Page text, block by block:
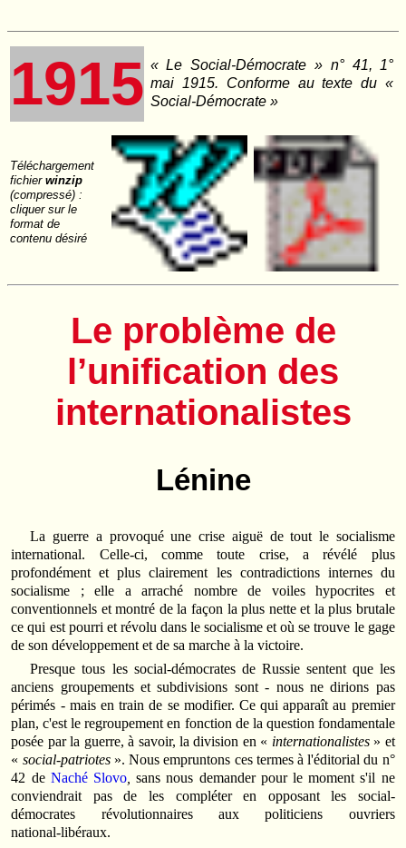
1915 « Le Social‑Démocrate » n° 41, 1°
mai 1915. Conforme au texte du «
Social‑Démocrate »
Téléchargement
fichier winzip
(compressé) :
cliquer sur le
format de
contenu désiré
Le problème de
l’unification des
internationalistes
Lénine
La guerre a provoqué une crise aiguë de tout le socialisme
international. Celle‑ci, comme toute crise, a révélé plus
profondément et plus clairement les contradictions internes du
socialisme ; elle a arraché nombre de voiles hypocrites et
conventionnels et montré de la façon la plus nette et la plus brutale
ce qui est pourri et révolu dans le socialisme et où se trouve le gage
de son développement et de sa marche à la victoire.
Presque tous les social‑démocrates de Russie sentent que les
anciens groupements et subdivisions sont ‑ nous ne dirions pas
périmés ‑ mais en train de se modifier. Ce qui apparaît au premier
plan, c'est le regroupement en fonction de la question fondamentale
posée par la guerre, à savoir, la division en « internationalistes» et
« social‑patriotes». Nous empruntons ces termes à l'éditorial du n°
42 de Naché Slovo, sans nous demander pour le moment s'il ne
conviendrait pas de les compléter en opposant les social-
démocrates révolutionnaires aux politiciens ouvriers
national‑libéraux.